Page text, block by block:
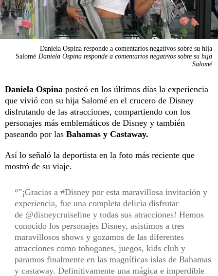
Daniela Ospina responde a comentarios negativos sobre su hija
Salomé Daniela Ospina responde a comentarios negativos sobre su hija
Salomé
Daniela Ospina posteó en los últimos días la experiencia
que vivió con su hija Salomé en el crucero de Disney
disfrutando de las atracciones, compartiendo con los
personajes más emblemáticos de Disney y también
paseando por las Bahamas y Castaway.
Así lo señaló la deportista en la foto más reciente que
mostró de su viaje.
"¡Gracias a #Disney por esta maravillosa invitación y
experiencia, fue una completa delicia disfrutar
de @disneycruiseline y todas sus atracciones! Hemos
conocido los personajes Disney, asistimos a tres
maravillosos shows y gozamos de las diferentes
atracciones como toboganes, juegos, kids club y
paramos finalmente en las magníficas islas de Bahamas
y castaway. Definitivamente una mágica e imperdible